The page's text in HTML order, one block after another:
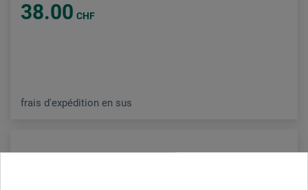
38.00 CHF
frais d'expédition en sus